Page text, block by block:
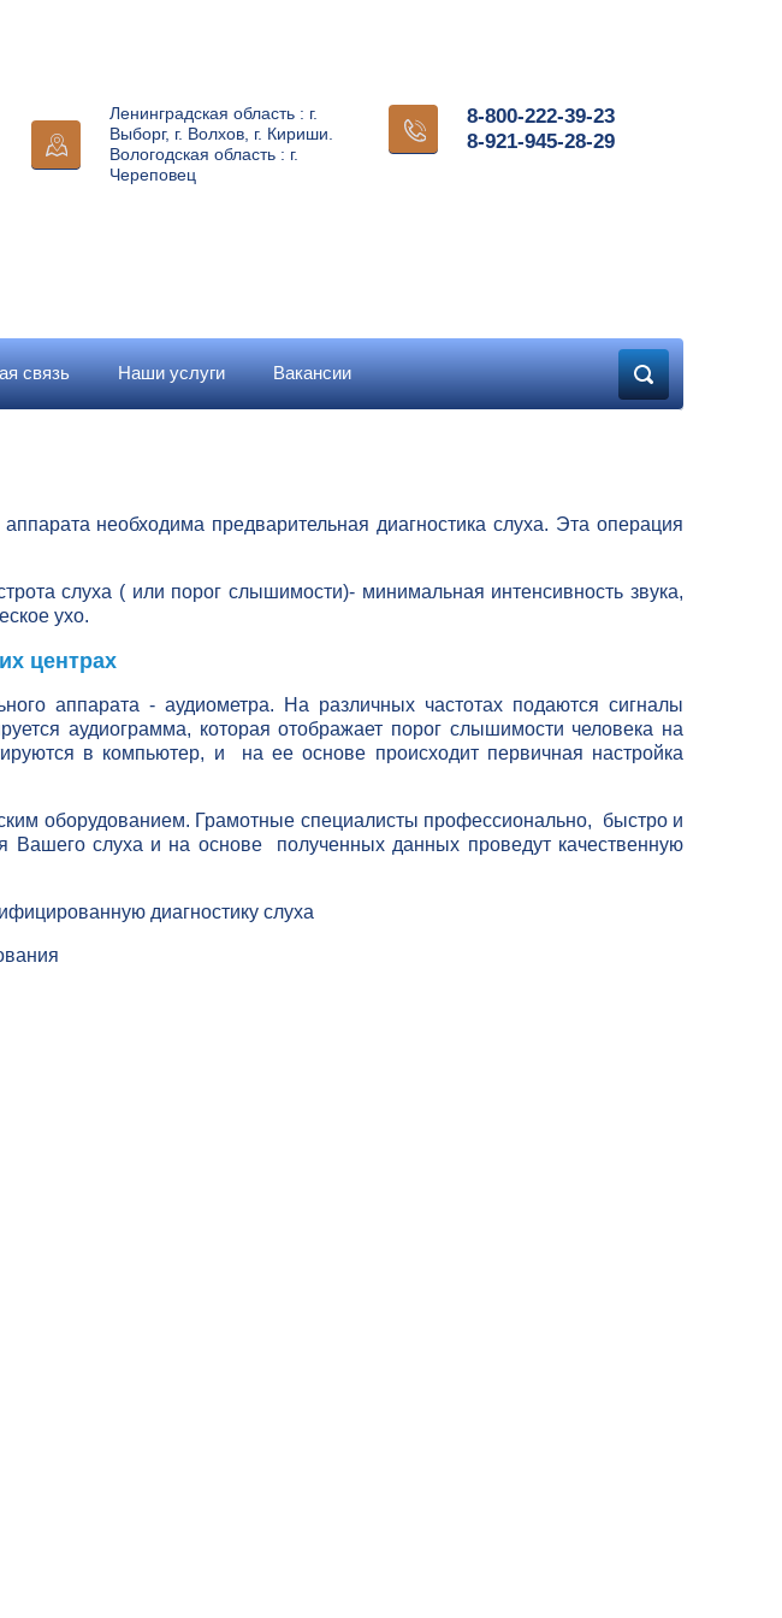
8-800-222-39-23
8-921-945-28-29
Ленинградская область : г.
Выборг, г. Волхов, г. Кириши.
Вологодская область : г.
Череповец
связь Наши услуги Вакансии
необходима предварительная диагностика слуха. Эта операция
слуха ( или порог слышимости)- минимальная интенсивность звука,
ухо.
центрах
аппарата - аудиометра. На различных частотах подаются сигналы
аудиограмма, которая отображает порог слышимости человека на
в компьютер, и на ее основе происходит первичная настройка
оборудованием. Грамотные специалисты профессионально, быстро и
Вашего слуха и на основе полученных данных проведут качественную
диагностику слуха